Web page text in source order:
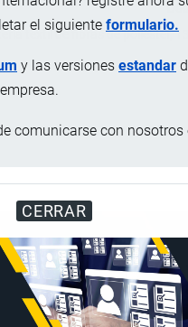
el siguiente formulario.
y las versiones estandar
comunicarse con nosotros
CERRAR
textil de fibras de poliéster,